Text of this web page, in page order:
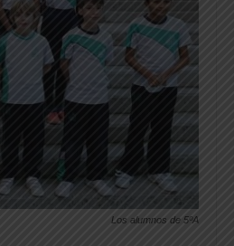
Los alumnos de 5ºA